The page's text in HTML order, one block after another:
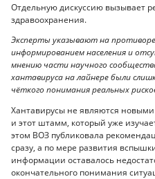
Отдельную дискуссию вызывает
здравоохранения.
Эксперты указывают на
информированием населения и
мнению части научного
хантавируса на лайнере были
чёткого понимания реальных
Хантавирусы не являются
и этот штамм, который уже
этом ВОЗ публиковала
сразу, а по мере развития
информации оставалось
окончательного понимания